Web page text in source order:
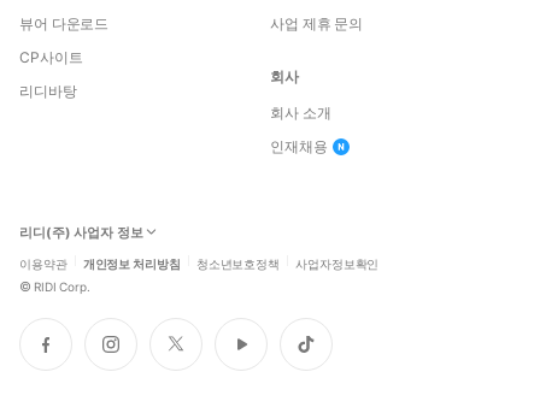
뷰어 다운로드
CP사이트
리디바탕
사업 제휴 문의
회사
회사 소개
인재채용
리디(주) 사업자 정보
이용약관 개인정보 처리방침 청소년보호정책 사업자정보확인
© RIDI Corp.
페
이
인
스
트
위
유
튜
틱
톡